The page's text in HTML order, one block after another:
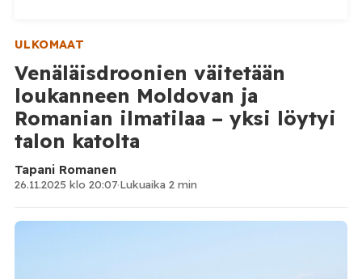
ULKOMAAT
Venäläisdroonien väitetään
loukanneen Moldovan ja
Romanian ilmatilaa – yksi löytyi
talon katolta
Tapani Romanen
26.11.2025 klo 20:07·Lukuaika 2 min